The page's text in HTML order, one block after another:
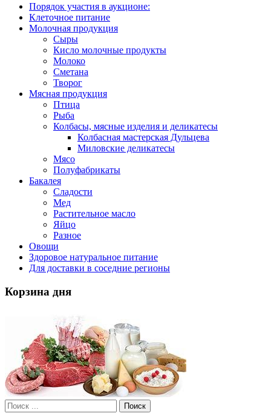
Порядок участия в аукционе:
Клеточное питание
Молочная продукция
Сыры
Кисло молочные продукты
Молоко
Сметана
Творог
Мясная продукция
Птица
Рыба
Колбасы, мясные изделия и деликатесы
Колбасная мастерская Дульцева
Миловские деликатесы
Мясо
Полуфабрикаты
Бакалея
Сладости
Мед
Растительное масло
Яйцо
Разное
Овощи
Здоровое натуральное питание
Для доставки в соседние регионы
Корзина дня